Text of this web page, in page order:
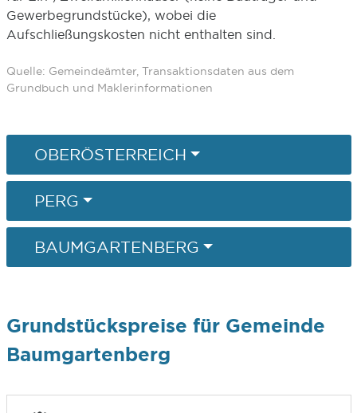
Gewerbegrundstücke), wobei die
Aufschließungskosten nicht enthalten sind.
Quelle: Gemeindeämter, Transaktionsdaten aus dem
Grundbuch und Maklerinformationen
OBERÖSTERREICH
PERG
BAUMGARTENBERG
Grundstückspreise für Gemeinde
Baumgartenberg